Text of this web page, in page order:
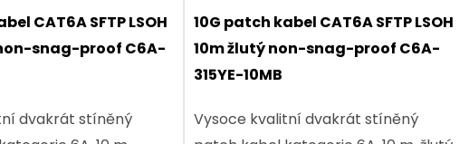
CAT6A SFTP LSOH
snag-proof C6A-
dvakrát stíněný
10G patch kabel CAT6A SFTP LSOH
10m žlutý non-snag-proof C6A-
315YE-10MB
Vysoce kvalitní dvakrát stíněný